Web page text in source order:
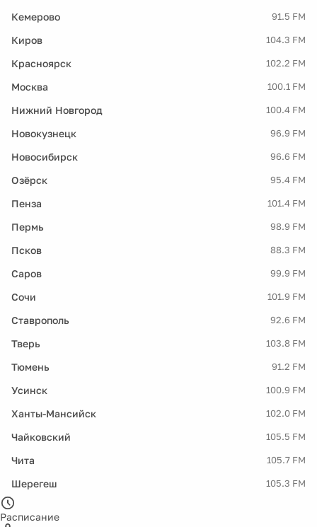
Кемерово 91.5 FM
Киров 104.3 FM
Красноярск 102.2 FM
Москва 100.1 FM
Нижний Новгород 100.4 FM
Новокузнецк 96.9 FM
Новосибирск 96.6 FM
Озёрск 95.4 FM
Пенза 101.4 FM
Пермь 98.9 FM
Псков 88.3 FM
Саров 99.9 FM
Сочи 101.9 FM
Ставрополь 92.6 FM
Тверь 103.8 FM
Тюмень 91.2 FM
Усинск 100.9 FM
Ханты-Мансийск 102.0 FM
Чайковский 105.5 FM
Чита 105.7 FM
Шерегеш 105.3 FM
Расписание